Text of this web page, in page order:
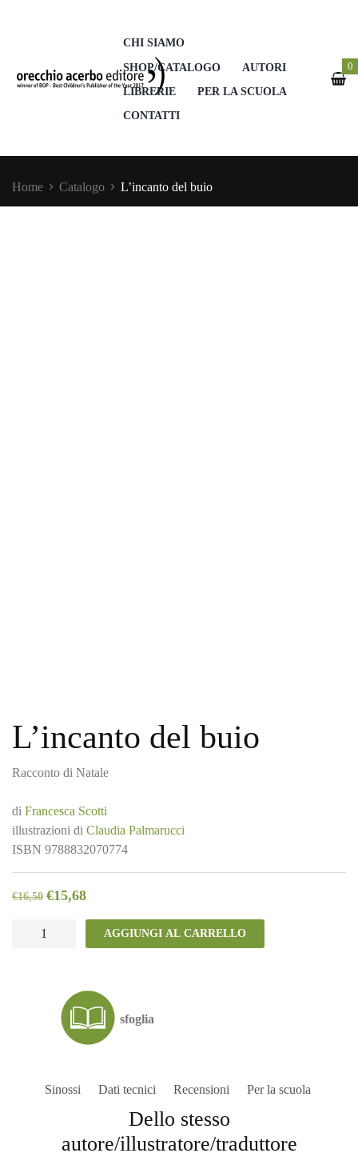
CHI SIAMO
SHOP/CATALOGO
AUTORI
LIBRERIE
PER LA SCUOLA
CONTATTI
0
Home Catalogo L’incanto del buio
L’incanto del buio
Racconto di Natale
di Francesca Scotti
illustrazioni di Claudia Palmarucci
ISBN 9788832070774
€16,50 €15,68
L'incanto
AGGIUNGI AL CARRELLO
sfoglia
Sinossi Dati tecnici Recensioni Per la scuola
Dello stesso
autore/illustratore/traduttore